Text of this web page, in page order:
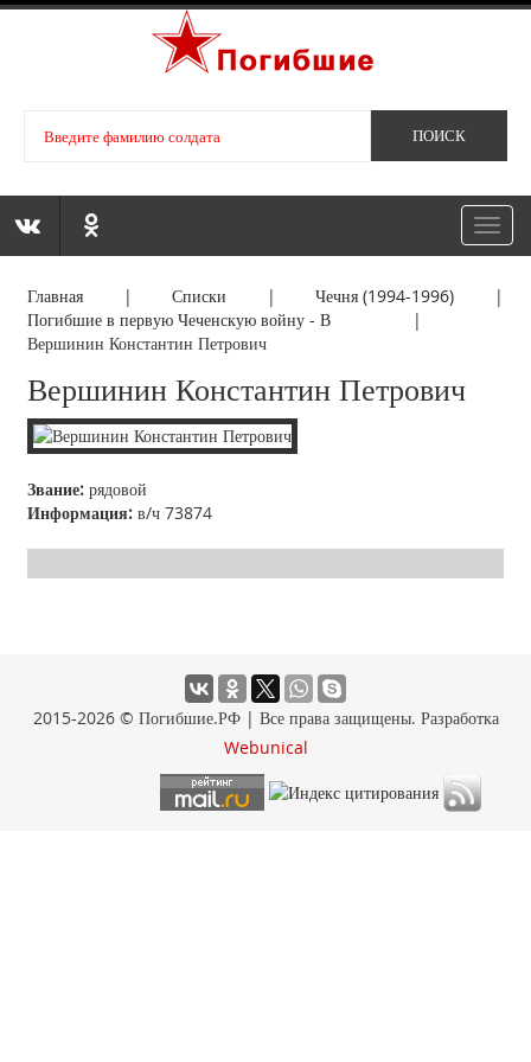
Главная |Списки |Чечня (1994-1996) |
Погибшие в первую Чеченскую войну - В |
Вершинин Константин Петрович
Вершинин Константин Петрович
Звание: рядовой
Информация: в/ч 73874
2015-2026 © Погибшие.РФ | Все права защищены. Разработка
Webunical